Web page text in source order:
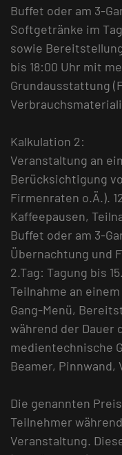
Buffet oder am 3-
Softgetränke im
sowie
bis 18:00 Uhr mit
Grundausstattung
Kalkulation 2:
Veranstaltung an
Berücksichtigung
Firmenraten o.Ä.).
Kaffeepausen,
Buffet oder am 3-
Übernachtung und
2.Tag: Tagung bis
Teilnahme an
Gang-Menü,
während der Dauer
medientechnische
Beamer,
Die genannten
Teilnehmer
Veranstaltung.